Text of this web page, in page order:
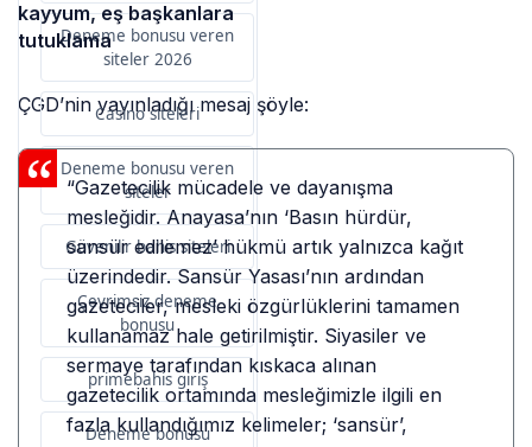
Deneme bonusu veren
siteler 2026
Casino siteleri
Deneme bonusu veren
siteler
Güvenilir bahis siteleri
Çevrimsiz deneme
bonusu
primebahis giriş
Deneme bonusu
kayyum, eş başkanlara
tutuklama
ÇGD’nin yayınladığı mesaj şöyle:
“Gazetecilik mücadele ve dayanışma
mesleğidir. Anayasa’nın ‘Basın hürdür,
sansür edilemez’ hükmü artık yalnızca kağıt
üzerindedir. Sansür Yasası’nın ardından
gazeteciler, mesleki özgürlüklerini tamamen
kullanamaz hale getirilmiştir. Siyasiler ve
sermaye tarafından kıskaca alınan
gazetecilik ortamında mesleğimizle ilgili en
fazla kullandığımız kelimeler; ‘sansür’,